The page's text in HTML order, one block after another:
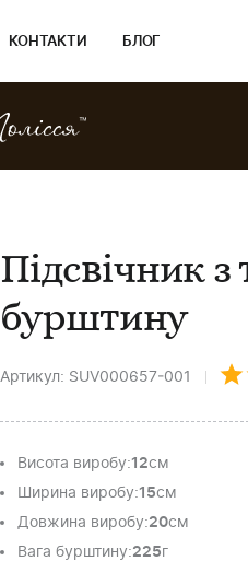
КОНТАКТИ БЛОГ
Підсвічник
бурштину
Артикул: SUV000657-001
Висота виробу:12см
Ширина виробу:15см
Довжина виробу:20см
Вага бурштину:225г